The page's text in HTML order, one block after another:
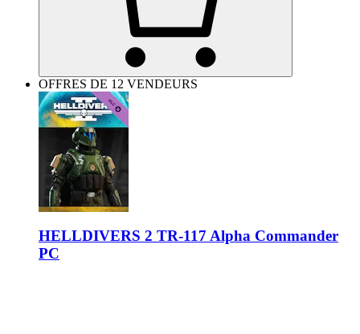
OFFRES DE 12 VENDEURS
HELLDIVERS 2 TR-117 Alpha Commander
PC